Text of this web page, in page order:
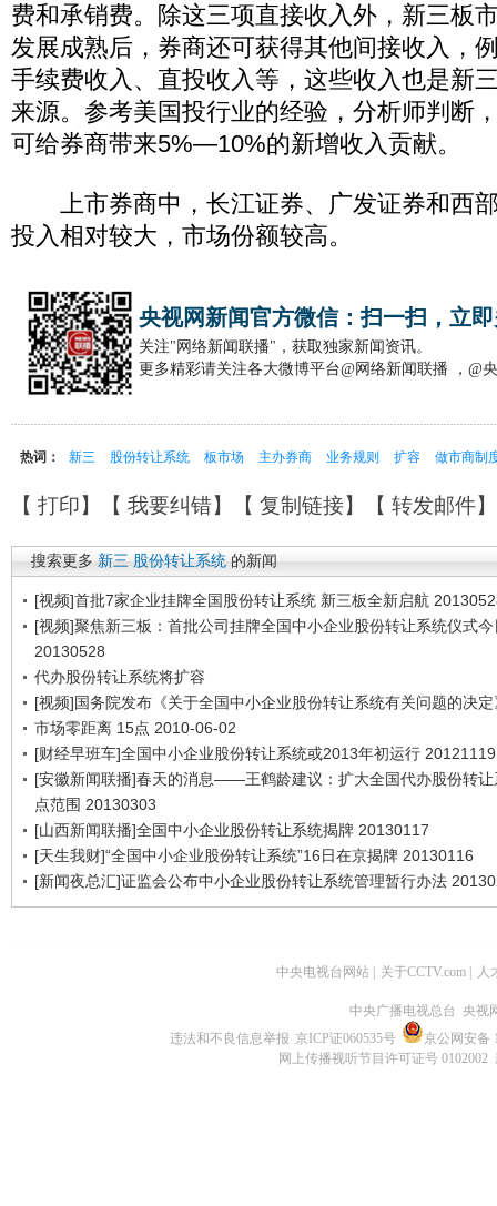
费和承销费。除这三项直接收入外，新三板
发展成熟后，券商还可获得其他间接收入，
手续费收入、直投收入等，这些收入也是新
来源。参考美国投行业的经验，分析师判断
可给券商带来5%—10%的新增收入贡献。
上市券商中，长江证券、广发证券和西
投入相对较大，市场份额较高。
央视网新闻官方微信：扫一扫，立
关注"网络新闻联播"，获取独家新闻资讯。
更多精彩请关注各大微博平台@网络新闻联播 ，@
热词： 新三 股份转让系统 板市场 主办券商 业务规则 扩容 做市商制
【 打印】【 我要纠错】【 复制链接】【 转发邮件
搜索更多 新三 股份转让系统 的新闻
[视频]首批7家企业挂牌全国股份转让系统 新三板全新启航
[视频]聚焦新三板：首批公司挂牌全国中小企业股份转让系统仪式
20130528
代办股份转让系统将扩容
[视频]国务院发布《关于全国中小企业股份转让系统有关问题的决定
市场零距离 15点 2010-06-02
[财经早班车]全国中小企业股份转让系统或2013年初运行 20121119
[安徽新闻联播]春天的消息——王鹤龄建议：扩大全国代办股份转让
点范围 20130303
[山西新闻联播]全国中小企业股份转让系统揭牌 20130117
[天生我财]“全国中小企业股份转让系统”16日在京揭牌 20130116
[新闻夜总汇]证监会公布中小企业股份转让系统管理暂行办法
中央电视台网站 关于CCTV.com 人
中央广播电视总台 央视
违法和不良信息举报 京ICP证060535号
京公网安备
网上传播视听节目许可证号 0102002